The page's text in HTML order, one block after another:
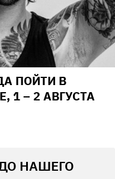
ПОЙТИ В
1 – 2 АВГУСТА
НАШЕГО